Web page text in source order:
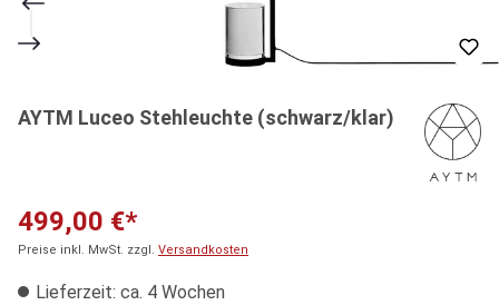
AYTM Luceo Stehleuchte (schwarz/klar)
499,00 €*
Preise inkl. MwSt. zzgl. Versandkosten
Lieferzeit: ca. 4 Wochen